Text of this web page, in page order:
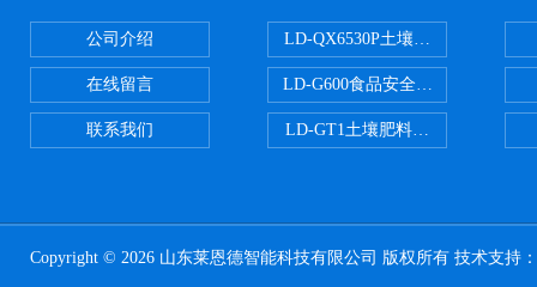
公司介绍
在线留言
联系我们
LD-QX6530P土壤氧化还原电位检
LD-G600食品安全检测仪
LD-GT1土壤肥料养分检测仪
Copyright © 2026 山东莱恩德智能科技有限公司 版权所有 技术支持：